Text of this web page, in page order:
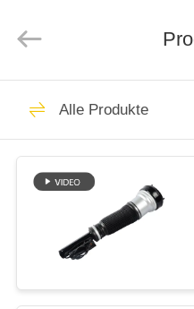
HEIM
PRODUKTE
ÜBER
UNS
parts
co.ltd.
Reserved.
Luft-
Schock
Alle Produkte